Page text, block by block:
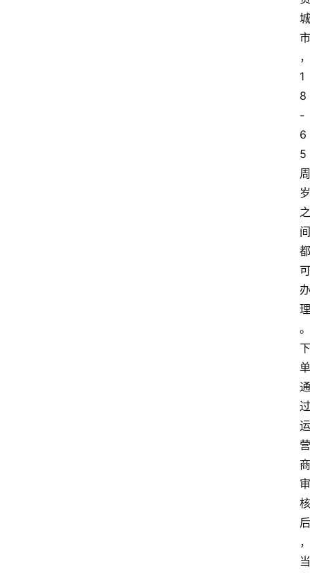
城
市
，
1
8
-
6
5
周
岁
之
间
都
可
办
理
。
下
单
通
过
运
营
商
审
核
后
，
当